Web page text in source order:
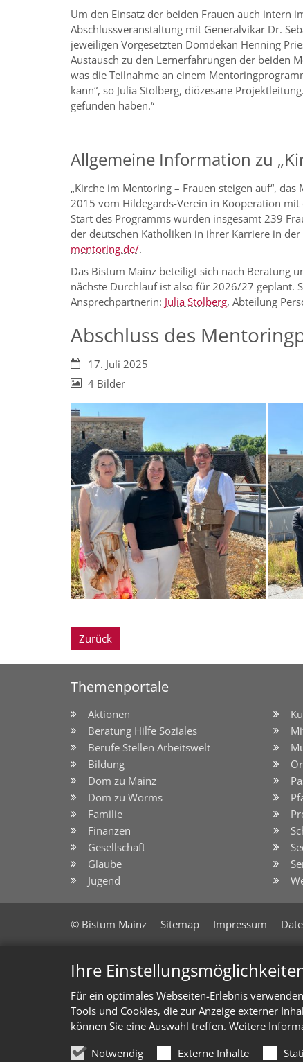
Ihre
Für ein optimales Webseiten-Erlebnis
Tools und Cookies, die zur Anzeige externer
können Sie eine Auswahl treffen. Weitere
Notwendig
Externe Inhalte
Um den Einsatz der beiden Frauen auch intern
Abschlussveranstaltung mit Generalvikar Dr.
jeweiligen Vorgesetzten Domdekan Henning
Austausch zu den Lernerfahrungen der beiden
was die Teilnahme an einem
kann“, so Julia Stolberg, diözesane
gefunden haben.“
Allgemeine Information zu
„Kirche im Mentoring – Frauen steigen auf“,
2015 vom Hildegards-Verein in Kooperation
Start des Programms wurden insgesamt 239
der deutschen Katholiken in ihrer Karriere in
mentoring.de/.
Das Bistum Mainz beteiligt sich nach Beratung
nächste Durchlauf ist also für 2026/27 geplant.
Ansprechpartnerin: Julia Stolberg, Abteilung
Abschluss des
Datum:17. Juli 2025
4 Bilder
Zurück
Themenportale
Aktionen
Beratung Hilfe Soziales
Berufe Stellen Arbeitswelt
Bildung
Dom zu Mainz
Dom zu Worms
Familie
Finanzen
Gesellschaft
Glaube
Jugend
© Bistum Mainz Sitemap Impressum